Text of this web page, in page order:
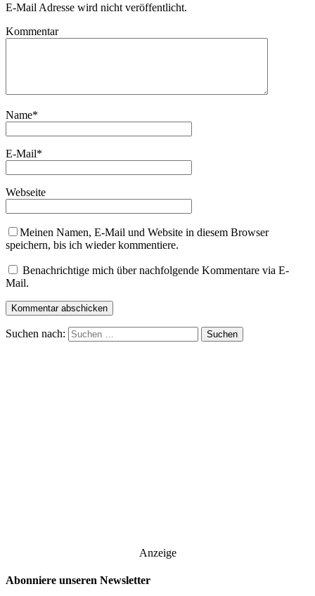
E-Mail Adresse wird nicht veröffentlicht.
Kommentar
Name*
E-Mail*
Webseite
Meinen Namen, E-Mail und Website in diesem Browser
speichern, bis ich wieder kommentiere.
Benachrichtige mich über nachfolgende Kommentare via E-
Mail.
Suchen nach:
Anzeige
Abonniere unseren Newsletter